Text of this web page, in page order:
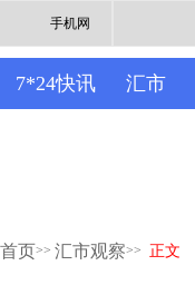
手机网
7*24快讯 汇市
首页>> 汇市观察>> 正文